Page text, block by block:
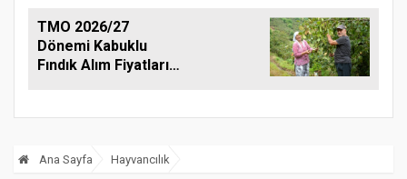
TMO 2026/27
Dönemi Kabuklu
Fındık Alım Fiyatlarını
Ana Sayfa Hayvancılık